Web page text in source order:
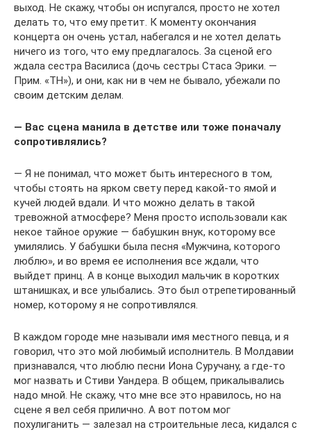
выход. Не скажу, чтобы он испугался, просто не хотел
делать то, что ему претит. К моменту окончания
концерта он очень устал, набегался и не хотел делать
ничего из того, что ему предлагалось. За сценой его
ждала сестра Василиса (дочь сестры Стаса Эрики. —
Прим. «ТН»), и они, как ни в чем не бывало, убежали по
своим детским делам.
— Вас сцена манила в детстве или тоже поначалу
сопротивлялись?
— Я не понимал, что может быть интересного в том,
чтобы стоять на ярком свету перед какой-то ямой и
кучей людей вдали. И что можно делать в такой
тревожной атмосфере? Меня просто использовали как
некое тайное оружие — бабушкин внук, которому все
умилялись. У бабушки была песня «Мужчина, которого
люблю», и во время ее исполнения все ждали, что
выйдет принц. А в конце выходил мальчик в коротких
штанишках, и все улыбались. Это был отрепетированный
номер, которому я не сопротивлялся.
В каждом городе мне называли имя местного певца, и я
говорил, что это мой любимый исполнитель. В Молдавии
признавался, что люблю песни Иона Суручану, а где-то
мог назвать и Стиви Уандера. В общем, прикалывались
надо мной. Не скажу, что мне все это нравилось, но на
сцене я вел себя прилично. А вот потом мог
похулиганить — залезал на строительные леса, кидался с